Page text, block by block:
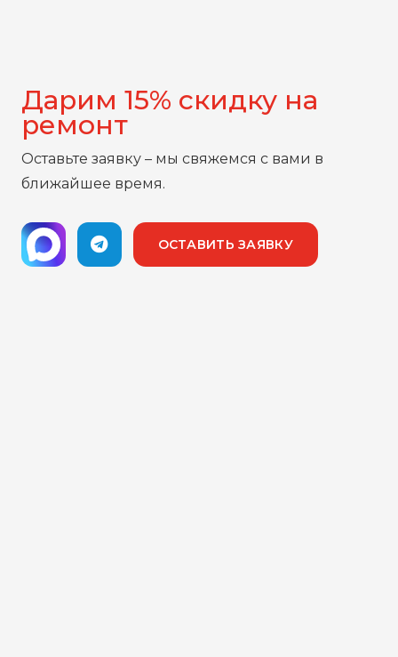
Дарим 15% скидку на
ремонт
Оставьте заявку – мы свяжемся с вами в
ближайшее время.
ОСТАВИТЬ ЗАЯВКУ